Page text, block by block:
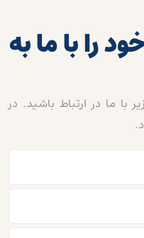
را با ما به
با ما در ارتباط باشید. در